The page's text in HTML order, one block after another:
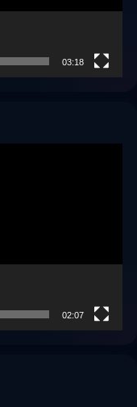
03:18
02:07